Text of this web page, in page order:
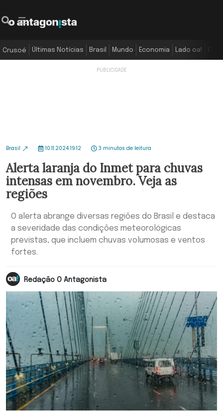
Crusoé Últimas Notícias Brasil Mundo Economia Lado oa!
Brasil 10.11.2024 19:12 3 minutos de leitura
Alerta laranja do Inmet para chuvas
intensas em novembro. Veja as
regiões
O alerta abrange diversas regiões do Brasil e destaca
a severidade das condições meteorológicas
previstas, que incluem chuvas volumosas e ventos
fortes.
Redação O Antagonista